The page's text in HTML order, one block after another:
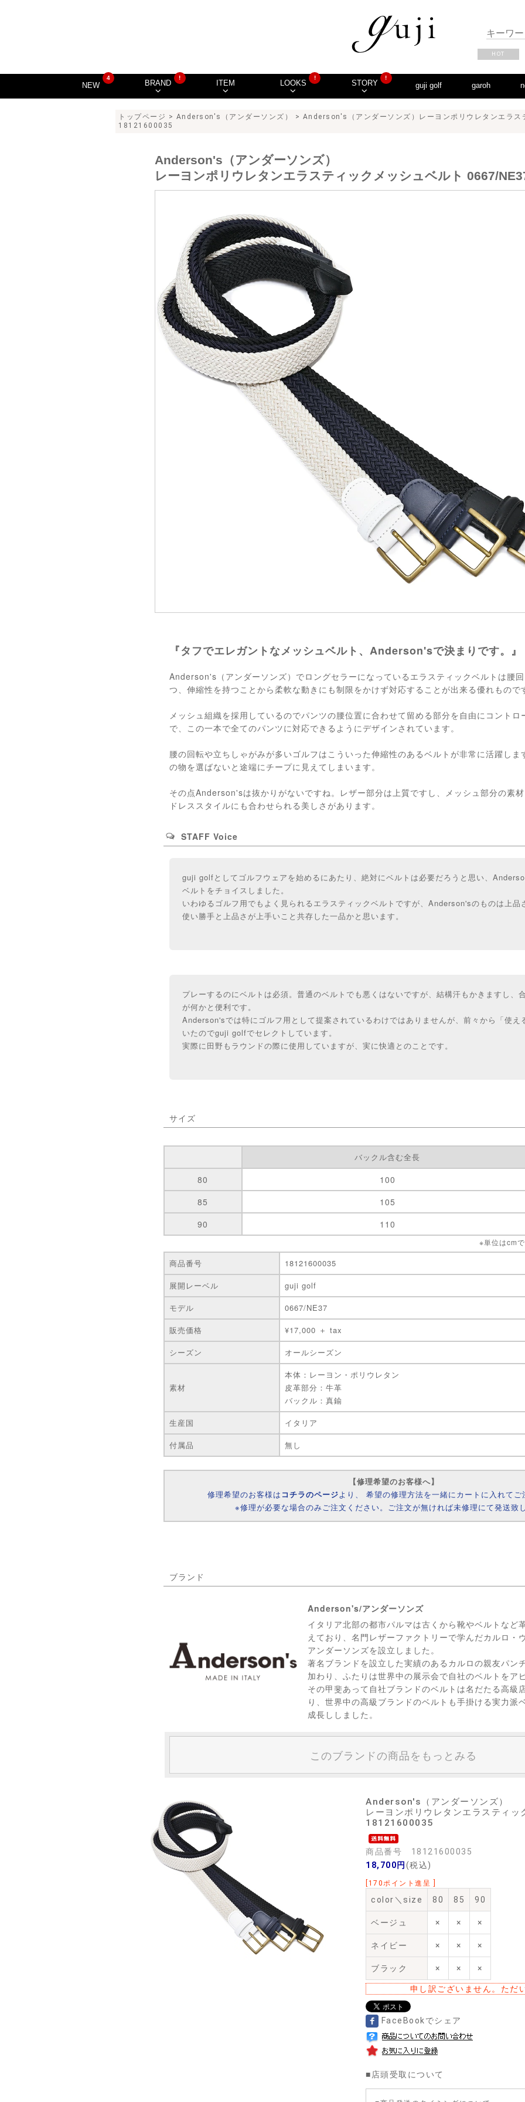
HOT
NEW
4
BRAND
!
ITEM LOOKS
!
STORY
!
guji golf garoh
トップページ > Anderson's（アンダーソンズ）
> Anderson's（アンダーソンズ）レーヨンポリウレタンエラ
18121600035
『タフでエレガントなメッシュベルト、Anderson'sで決まりです。』
Anderson's（アンダーソンズ）でロングセラーになっているエラスティックベルトは腰
つ、伸縮性を持つことから柔軟な動きにも制限をかけず対応することが出来る優れもので
メッシュ組織を採用しているのでパンツの腰位置に合わせて留める部分を自由にコント
で、この一本で全てのパンツに対応できるようにデザインされています。
腰の回転や立ちしゃがみが多いゴルフはこういった伸縮性のあるベルトが非常に活躍しま
の物を選ばないと途端にチープに見えてしまいます。
その点Anderson'sは抜かりがないですね。レザー部分は上質ですし、メッシュ部分の素材
ドレススタイルにも合わせられる美しさがあります。
STAFF Voice
guji golfとしてゴルフウェアを始めるにあたり、絶対にベルトは必要だろうと思い、
ベルトをチョイスしました。
いわゆるゴルフ用でもよく見られるエラスティックベルトですが、Anderson'sのものは上品
使い勝手と上品さが上手いこと共存した一品かと思います。
プレーするのにベルトは必須。普通のベルトでも悪くはないですが、結構汗もかきますし、
が何かと便利です。
Anderson'sでは特にゴルフ用として提案されているわけではありませんが、前々から「使え
いたのでguji golfでセレクトしています。
実際に田野もラウンドの際に使用していますが、実に快適とのことです。
サイズ
バックル含む全長
80 100
85
105
90
110
※単位はcm
商品番号
18121600035
展開レーベル
guji golf
モデル
0667/NE37
販売価格
¥17,000 ＋ tax
シーズン
オールシーズン
素材
本体：レーヨン・ポリウレタン
皮革部分：牛革
バックル：真鍮
生産国
イタリア
付属品
無し
【修理希望のお客様へ】
修理希望のお客様は コチラのページより、 希望の修理方法を一緒にカートに入れてご
※修理が必要な場合のみご注文ください。ご注文が無ければ未修理にて発送致し
ブランド
Anderson's/アンダーソンズ
イタリア北部の都市パルマは古くから靴やベルトなど
えており、名門レザーファクトリーで学んだカルロ・
アンダーソンズを設立しました。
著名ブランドを設立した実績のあるカルロの親友パン
加わり、ふたりは世界中の展示会で自社のベルトをアピ
その甲斐あって自社ブランドのベルトは名だたる高級
り、世界中の高級ブランドのベルトも手掛ける実力派
成長ししました。
このブランドの商品をもっとみる
Anderson's（アンダーソンズ）
レーヨンポリウレタンエラスティ
18121600035
商品番号 18121600035
18,700円 (税込)
[170ポイント進呈 ]
color＼size 80 85 90
ベージュ × × ×
ネイビー × × ×
ブラック × × ×
申し訳ございません。ただ
FaceBookでシェア
■店頭受取について